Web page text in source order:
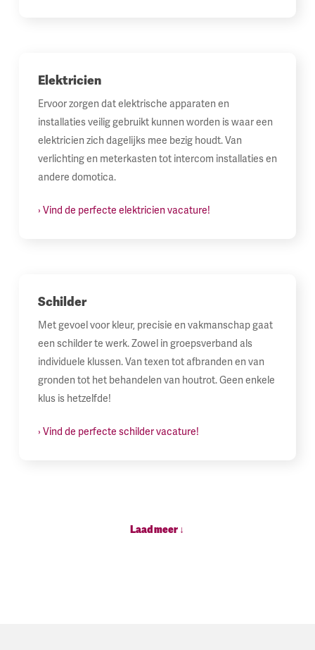
Elektricien
Ervoor zorgen dat elektrische apparaten en
installaties veilig gebruikt kunnen worden is waar een
elektricien zich dagelijks mee bezig houdt. Van
verlichting en meterkasten tot intercom installaties en
andere domotica.
› Vind de perfecte elektricien vacature!
Schilder
Met gevoel voor kleur, precisie en vakmanschap gaat
een schilder te werk. Zowel in groepsverband als
individuele klussen. Van texen tot afbranden en van
gronden tot het behandelen van houtrot. Geen enkele
klus is hetzelfde!
› Vind de perfecte schilder vacature!
Laad meer ↓